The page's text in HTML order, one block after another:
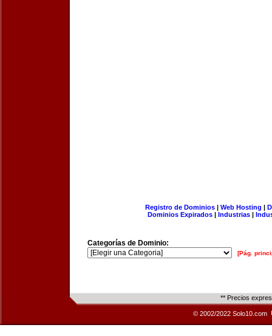
Registro de Dominios| Web Hosting |
Dominios Expirados | Industrias |
Categorías de Dominio:
[Pág.
** Precios
© 2002/2022 Solo10.com